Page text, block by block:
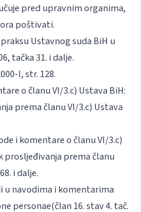
pred upravnim organima,
poštivati.
Ustavnog suda BiH u
tačka 31. i dalje.
I, str. 128.
o članu VI/3.c) Ustava BiH:
prema članu VI/3.c) Ustava
i komentare o članu VI/3.c)
prosljeđivanja prema članu
i dalje.
navodima i komentarima
personae(član 16. stav 4. tač.